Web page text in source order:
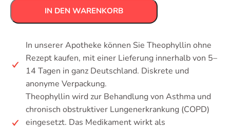
IN DEN WARENKORB
In unserer Apotheke können Sie Theophyllin ohne
Rezept kaufen, mit einer Lieferung innerhalb von 5–
14 Tagen in ganz Deutschland. Diskrete und
anonyme Verpackung.
Theophyllin wird zur Behandlung von Asthma und
chronisch obstruktiver Lungenerkrankung (COPD)
eingesetzt. Das Medikament wirkt als